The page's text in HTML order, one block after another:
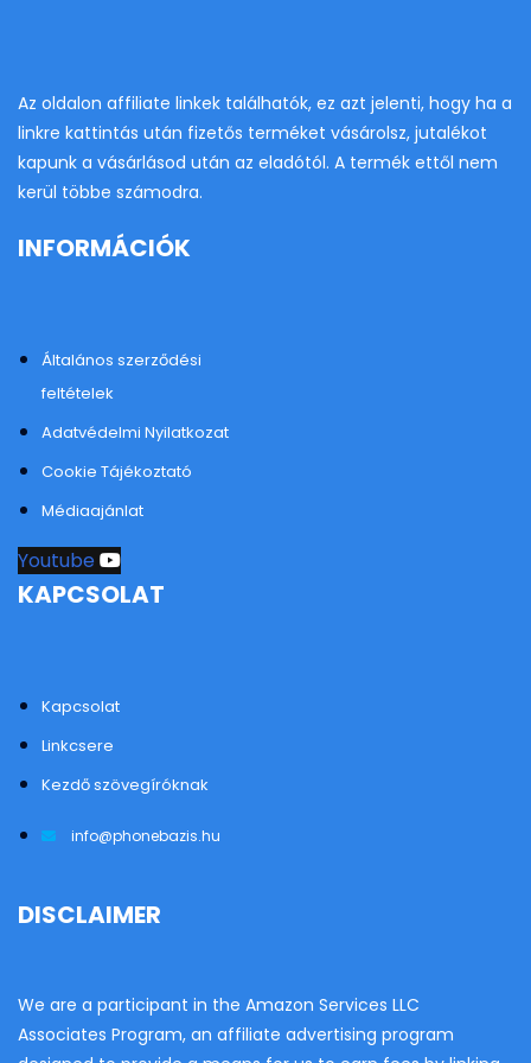
Az oldalon affiliate linkek találhatók, ez azt jelenti, hogy ha a
linkre kattintás után fizetős terméket vásárolsz, jutalékot
kapunk a vásárlásod után az eladótól. A termék ettől nem
kerül többe számodra.
INFORMÁCIÓK
Általános szerződési
feltételek
Adatvédelmi Nyilatkozat
Cookie Tájékoztató
Médiaajánlat
Youtube
KAPCSOLAT
Kapcsolat
Linkcsere
Kezdő szövegíróknak
info@phonebazis.hu
DISCLAIMER
We are a participant in the Amazon Services LLC
Associates Program, an affiliate advertising program